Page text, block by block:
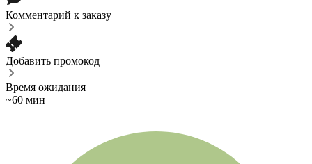
Комментарий к заказу
Добавить промокод
Время ожидания
~60 мин